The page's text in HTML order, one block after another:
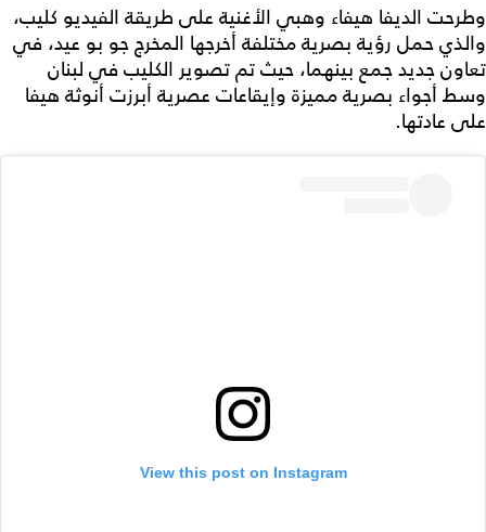
وطرحت الديفا هيفاء وهبي الأغنية على طريقة الفيديو كليب،
والذي حمل رؤية بصرية مختلفة أخرجها المخرج جو بو عيد، في
تعاون جديد جمع بينهما، حيث تم تصوير الكليب في لبنان
وسط أجواء بصرية مميزة وإيقاعات عصرية أبرزت أنوثة هيفا
على عادتها.
View this post on Instagram